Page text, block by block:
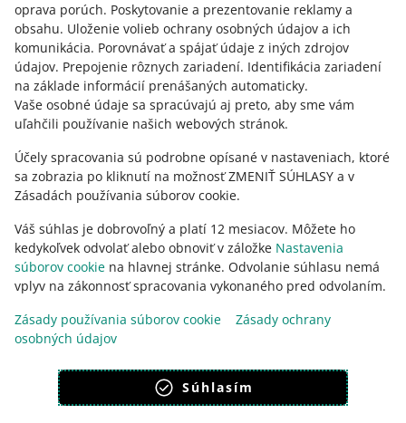
oprava porúch. Poskytovanie a prezentovanie reklamy a
obsahu. Uloženie volieb ochrany osobných údajov a ich
komunikácia. Porovnávať a spájať údaje z iných zdrojov
údajov. Prepojenie rôznych zariadení. Identifikácia zariadení
na základe informácií prenášaných automaticky.
Vaše osobné údaje sa spracúvajú aj preto, aby sme vám
uľahčili používanie našich webových stránok.
Účely spracovania sú podrobne opísané v nastaveniach, ktoré
sa zobrazia po kliknutí na možnosť ZMENIŤ SÚHLASY a v
Zásadách používania súborov cookie.
Váš súhlas je dobrovoľný a platí 12 mesiacov. Môžete ho
kedykoľvek odvolať alebo obnoviť v záložke Nastavenia
súborov cookie na hlavnej stránke. Odvolanie súhlasu nemá
vplyv na zákonnosť spracovania vykonaného pred odvolaním.
Zásady používania súborov cookie
Zásady ochrany
osobných údajov
Súhlasím
POZRI STARŠIE
vzhľad: svetlý motív